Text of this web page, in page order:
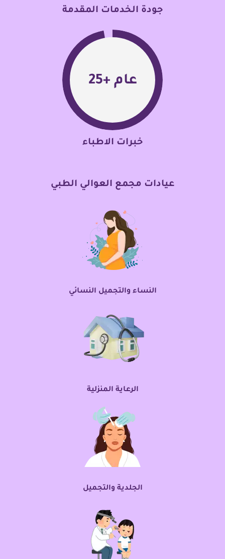
جودة الخدمات المقدمة
28 + عام
خبرات الاطباء
عيادات مجمع العوالي الطبي
النساء والتجميل النسائي
الرعاية المنزلية
الجلدية والتجميل